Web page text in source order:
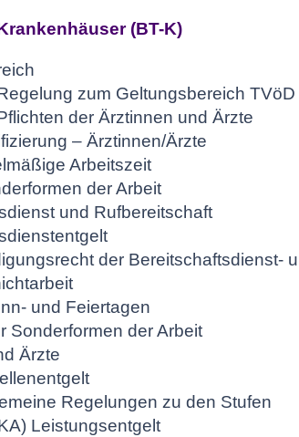
(BT-K)
zum Geltungsbereich TVöD
der Ärztinnen und Ärzte
– Ärztinnen/Ärzte
Arbeitszeit
der Arbeit
und Rufbereitschaft
der Bereitschaftsdienst-
und Feiertagen
Sonderformen der Arbeit
Ärzte
Regelungen zu den Stufen
Leistungsentgelt